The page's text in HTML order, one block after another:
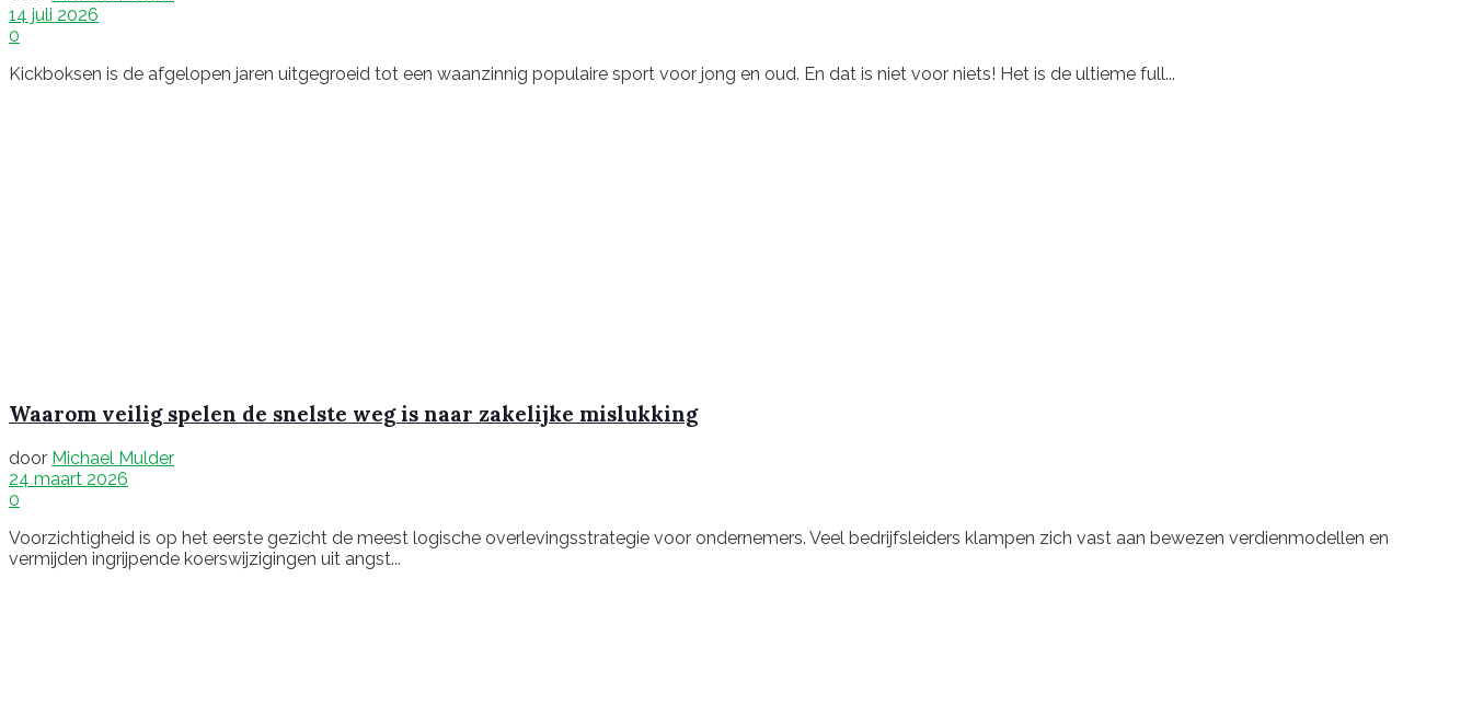
14 juli 2026
0
Kickboksen is de afgelopen jaren uitgegroeid tot een waanzinnig populaire sport voor jong en oud. En dat is niet voor niets! Het is de ultieme full...
Waarom veilig spelen de snelste weg is naar zakelijke mislukking
door Michael Mulder
24 maart 2026
0
Voorzichtigheid is op het eerste gezicht de meest logische overlevingsstrategie voor ondernemers. Veel bedrijfsleiders klampen zich vast aan bewezen verdienmodellen en
vermijden ingrijpende koerswijzigingen uit angst...